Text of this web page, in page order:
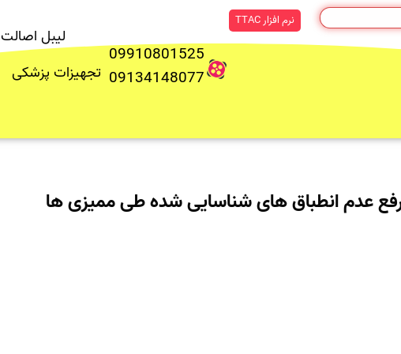
نرم افزار TTAC
09910801525
09134148077
لیبل اصالت
تجهیزات پزشکی
عدم انطباق های شناسایی شده طی ممیزی ها